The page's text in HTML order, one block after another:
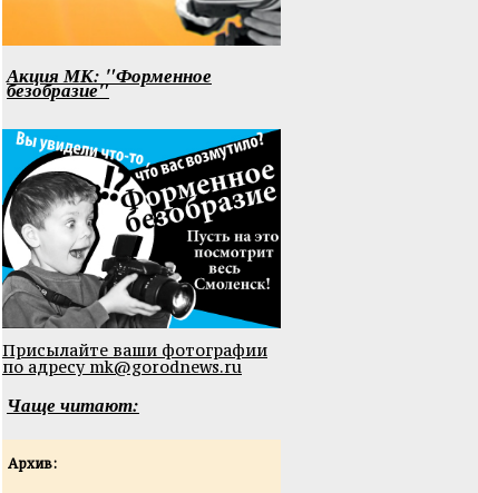
Акция МК: "Форменное
безобразие"
Присылайте ваши фотографии
по адресу mk@gorodnews.ru
Чаще читают:
Архив: